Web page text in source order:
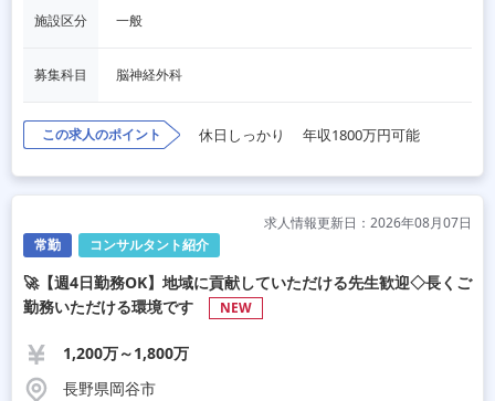
施設区分 一般
募集科目 脳神経外科
この求人のポイント 休日しっかり 年収1800万円可能
常勤 コンサルタント紹介
求人情報更新日：2026年08月07日
🚀【週4日勤務OK】地域に貢献していただける先生歓迎◇長くご
勤務いただける環境です
NEW
1,200万～1,800万
長野県岡谷市